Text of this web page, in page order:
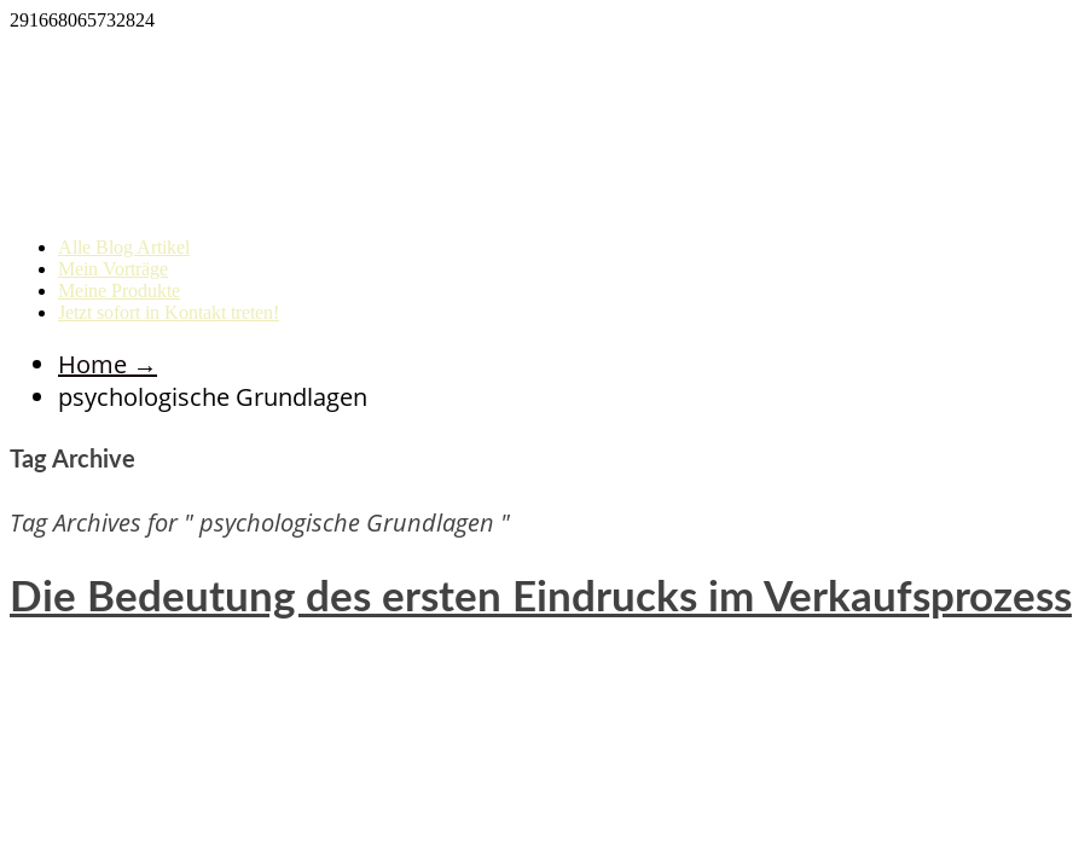
291668065732824
Alle Blog Artikel
Mein Vorträge
Meine Produkte
Jetzt sofort in Kontakt treten!
Home →
psychologische Grundlagen
Tag Archive
Tag Archives for " psychologische Grundlagen "
Die Bedeutung des ersten Eindrucks im Verkaufsprozess